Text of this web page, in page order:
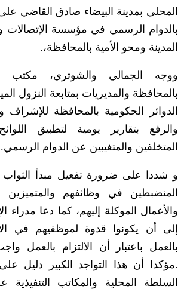
المحلي بمدينة البيضاء صادق القاضي
بالدوام الرسمي في مؤسسة الإتصالات
المدينة ومحو الأمية بالمحافظة،.
ووجه الجمالي والشوتري، مكتب
بالمحافظة والمديريات بمتابعة النزول
الدوائر الحكومية بالمحافظة للإشراف
والرفع بتقارير يومية لتطبيق
المتخلفين والمتغيبين عن الدوام
و شددا على ضرورة تفعيل مبدأ الثواب
المنضبطين في وظائفهم والمتميزين
والأعمال الموكلة إليهم، كما دعا مدراء
إلى أن يكونوا قدوة لموظفيهم في
بالعمل باعتبار أن الالتزام بالعمل
.مؤكدا أن هذا التواجد الكبير دليل
السلطة المحلية والمكاتب التنفيذية